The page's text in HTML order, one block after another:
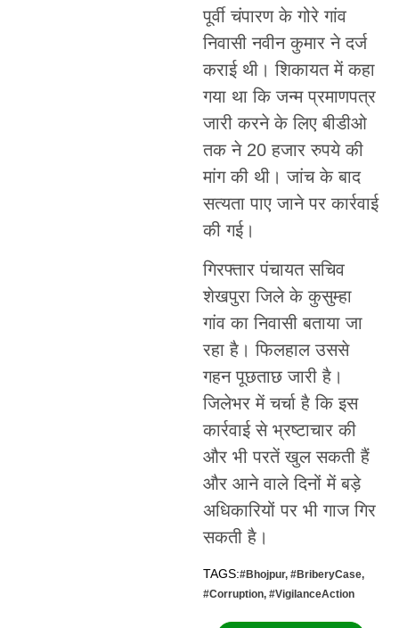
पूर्वी चंपारण के गोरे गांव
निवासी नवीन कुमार ने दर्ज
कराई थी। शिकायत में कहा
गया था कि जन्म प्रमाणपत्र
जारी करने के लिए बीडीओ
तक ने 20 हजार रुपये की
मांग की थी। जांच के बाद
सत्यता पाए जाने पर कार्रवाई
की गई।
गिरफ्तार पंचायत सचिव
शेखपुरा जिले के कुसुम्हा
गांव का निवासी बताया जा
रहा है। फिलहाल उससे
गहन पूछताछ जारी है।
जिलेभर में चर्चा है कि इस
कार्रवाई से भ्रष्टाचार की
और भी परतें खुल सकती हैं
और आने वाले दिनों में बड़े
अधिकारियों पर भी गाज गिर
सकती है।
TAGS:#Bhojpur, #BriberyCase,
#Corruption, #VigilanceAction